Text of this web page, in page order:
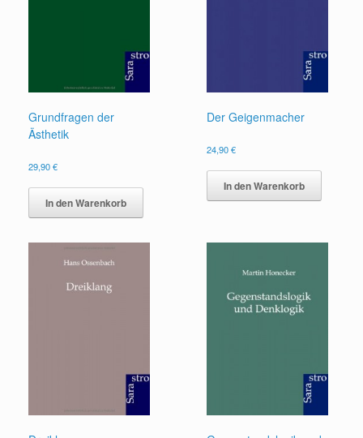
Grundfragen der
Ästhetik
29,90€
In den Warenkorb
Der Geigenmacher
24,90€
In den Warenkorb